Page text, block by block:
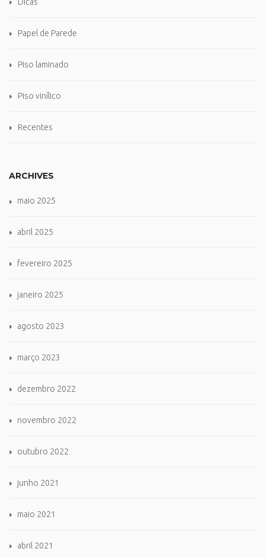
Papel de Parede
Piso laminado
Piso vinílico
Recentes
ARCHIVES
maio 2025
abril 2025
fevereiro 2025
janeiro 2025
agosto 2023
março 2023
dezembro 2022
novembro 2022
outubro 2022
junho 2021
maio 2021
abril 2021